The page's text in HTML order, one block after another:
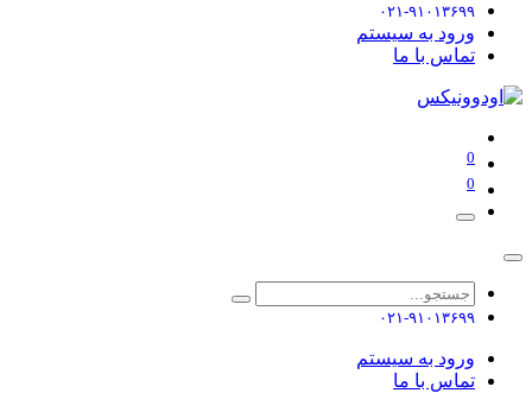
۰۲۱-۹۱۰۱۳۶۹۹
ورود به سیستم
تماس با ما
0
0
۰۲۱-۹۱۰۱۳۶۹۹
ورود به سیستم
تماس با ما